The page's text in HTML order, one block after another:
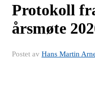
Protokoll
årsmøte
Postet av Hans Martin